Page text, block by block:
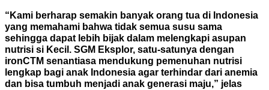
“Kami berharap semakin banyak orang tua di Indonesia
yang memahami bahwa tidak semua susu sama
sehingga dapat lebih bijak dalam melengkapi asupan
nutrisi si Kecil. SGM Eksplor, satu-satunya dengan
ironCTM senantiasa mendukung pemenuhan nutrisi
lengkap bagi anak Indonesia agar terhindar dari anemia
dan bisa tumbuh menjadi anak generasi maju,” jelas